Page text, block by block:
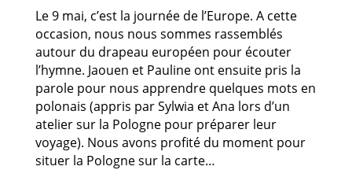
Le 9 mai, c’est la journée de l’Europe. A cette
occasion, nous nous sommes rassemblés
autour du drapeau européen pour écouter
l’hymne. Jaouen et Pauline ont ensuite pris la
parole pour nous apprendre quelques mots en
polonais (appris par Sylwia et Ana lors d’un
atelier sur la Pologne pour préparer leur
voyage). Nous avons profité du moment pour
situer la Pologne sur la carte…